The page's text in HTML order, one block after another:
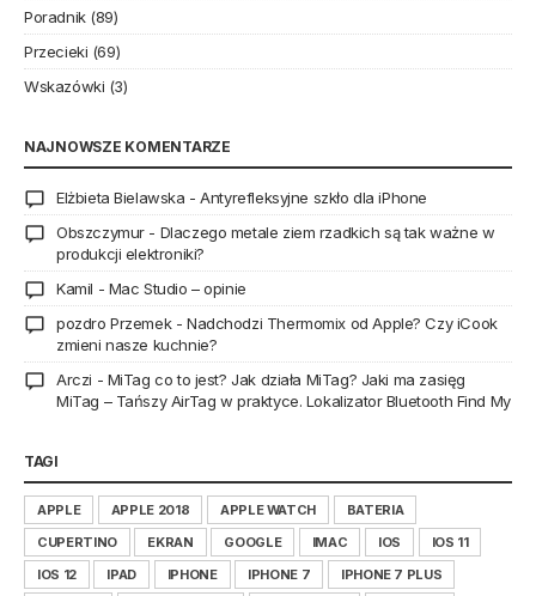
Poradnik(89)
Przecieki (69)
Wskazówki (3)
NAJNOWSZE KOMENTARZE
Elżbieta Bielawska -Antyrefleksyjne szkło dla iPhone
Obszczymur- Dlaczego metale ziem rzadkich są tak ważne w
produkcji elektroniki?
Kamil - Mac Studio – opinie
pozdro Przemek- Nadchodzi Thermomix od Apple? Czy iCook
zmieni nasze kuchnie?
Arczi - MiTag co to jest? Jak działa MiTag? Jaki ma zasięg
MiTag – Tańszy AirTag w praktyce. Lokalizator Bluetooth Find My
TAGI
APPLE APPLE 2018 APPLE WATCH
BATERIA
CUPERTINO
EKRAN GOOGLE IMAC IOS
IOS 11
IOS 12
IPAD IPHONE IPHONE 7
IPHONE 7 PLUS